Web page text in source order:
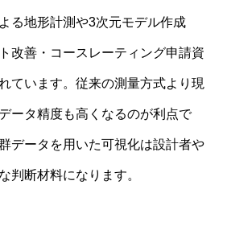
る地形計測や3次元モデル作成
改善・コースレーティング申請資
ています。従来の測量方式より現
ータ精度も高くなるのが利点で
データを用いた可視化は設計者や
判断材料になります。